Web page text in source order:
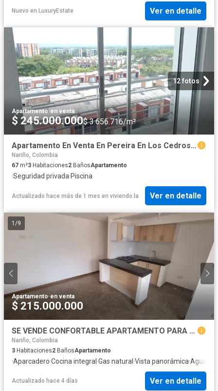
Nuevo en LuxuryEstate Ver en detalle
12 fotos
Apartamento·en venta
$ 245.000.000$ 3.656.716/m²
Apartamento En Venta En Pereira En Los Cedros V313034
Nariño, Colombia
67 m²3 Habitaciones2 BañosApartamento
·Seguridad privada·Piscina
Actualizado hace más de 1 mes en viviendo.la Ver en detalle
1 /9
Apartamento·en venta
$ 215.000.000
SE VENDE CONFORTABLE APARTAMENTO PARA ESTRENAR CONJUNTO BOSQUES DE LA COLINA II
Nariño, Colombia
3 Habitaciones2 BañosApartamento
·Aparcadero·Cocina integral·Gas natural·Vista panorámica·Agua
Actualizado hace 4 días Ver en detalle